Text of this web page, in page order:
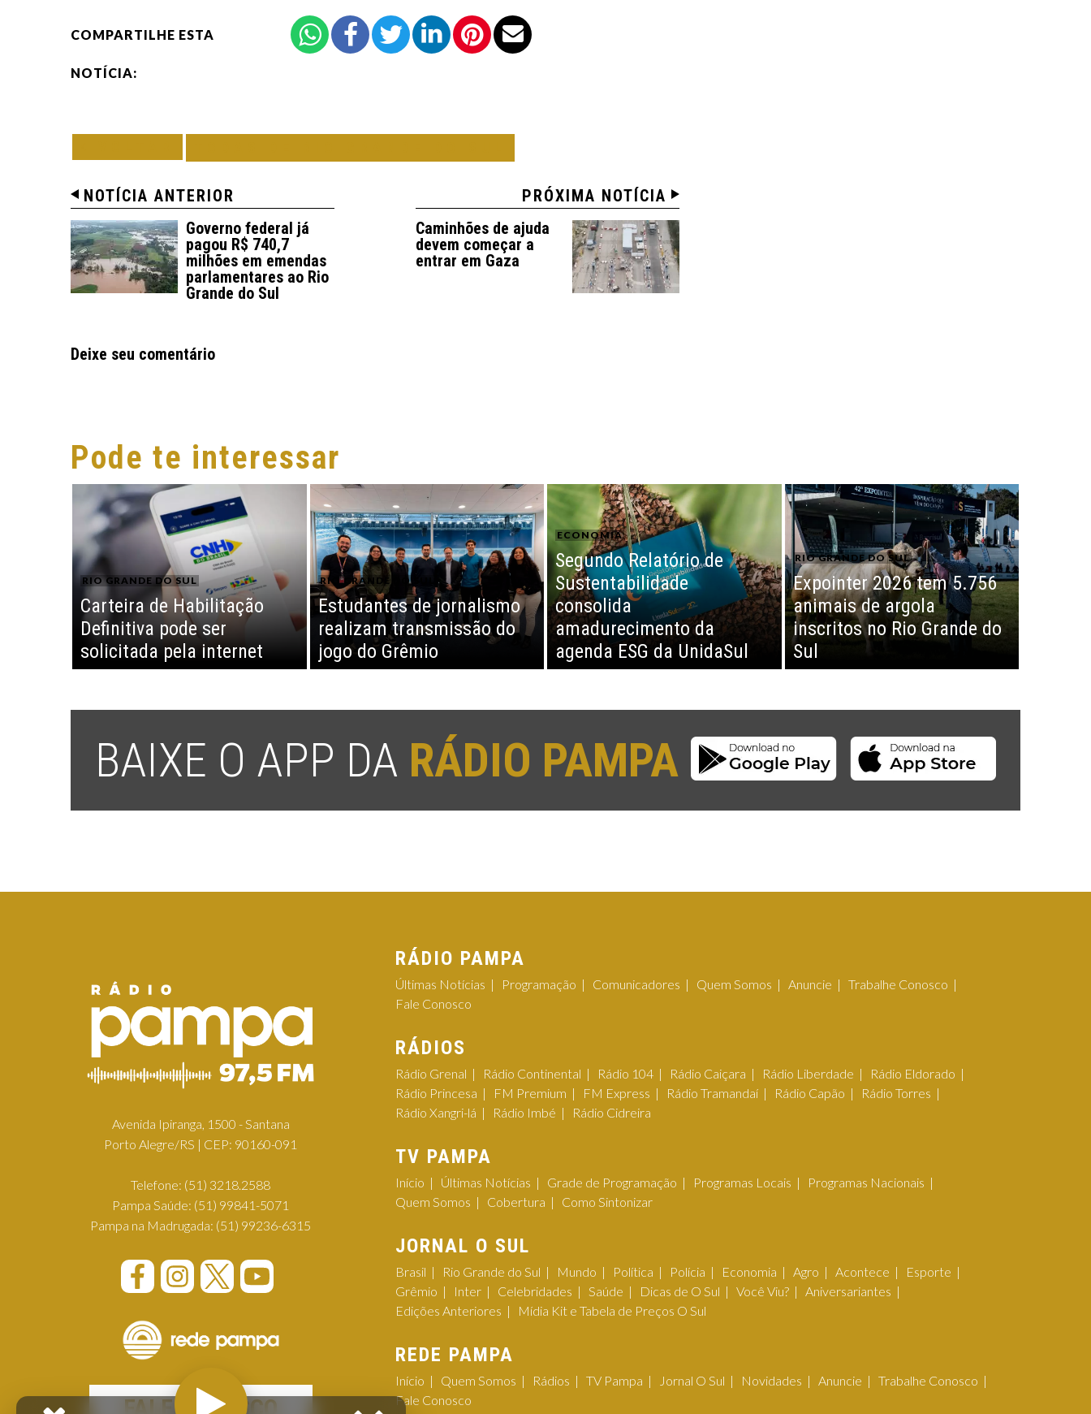
COMPARTILHE ESTA
NOTÍCIA:
NOTÍCIA ANTERIOR
Governo federal já
pagou R$ 740,7
milhões em emendas
parlamentares ao Rio
Grande do Sul
PRÓXIMA NOTÍCIA
Caminhões de ajuda
devem começar a
entrar em Gaza
Deixe seu comentário
Pode te interessar
RIO GRANDE DO SUL
Carteira de Habilitação
Definitiva pode ser
solicitada pela internet
RIO GRANDE DO SUL
Estudantes de jornalismo
realizam transmissão do
jogo do Grêmio
ECONOMIA
Segundo Relatório de
Sustentabilidade
consolida
amadurecimento da
agenda ESG da UnidaSul
RIO GRANDE DO SUL
Expointer 2026 tem 5.756
animais de argola
inscritos no Rio Grande do
Sul
BAIXE O APP DA RÁDIO PAMPA
Avenida Ipiranga, 1500 - Santana
Porto Alegre/RS | CEP: 90160-091
Telefone: (51) 3218.2588
Pampa Saúde: (51) 99841-5071
Pampa na Madrugada: (51) 99236-6315
FALE CONOSCO
RÁDIO PAMPA
Últimas Notícias Programação Comunicadores Quem Somos Anuncie
Trabalhe Conosco
Fale Conosco
RÁDIOS
Rádio Grenal Rádio Continental Rádio 104 Rádio Caiçara Rádio Liberdade
Rádio Eldorado
Rádio Princesa
FM Premium FM Express Rádio Tramandaí Rádio Capão
Rádio Torres
Rádio Xangri-lá
Rádio Imbé Rádio Cidreira
TV PAMPA
Início Últimas Notícias Grade de Programação Programas Locais
Programas Nacionais
Quem Somos
Cobertura Como Sintonizar
JORNAL O SUL
Brasil Rio Grande do Sul Mundo Política Polícia Economia Agro Acontece
Esporte
Grêmio
Inter Celebridades Saúde Dicas de O Sul Você Viu?
Aniversariantes
Edições Anteriores
Mídia Kit e Tabela de Preços O Sul
REDE PAMPA
Início Quem Somos Rádios TV Pampa Jornal O Sul Novidades Anuncie
Trabalhe Conosco
Fale Conosco